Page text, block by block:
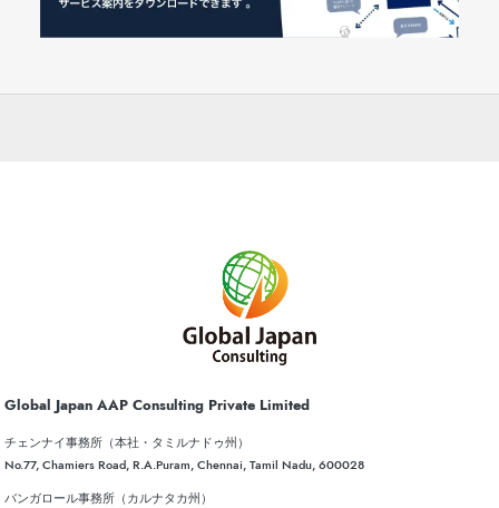
Global Japan AAP Consulting Private Limited
チェンナイ事務所（本社・タミルナドゥ州）
No.77, Chamiers Road, R.A.Puram, Chennai, Tamil Nadu, 600028
バンガロール事務所（カルナタカ州）